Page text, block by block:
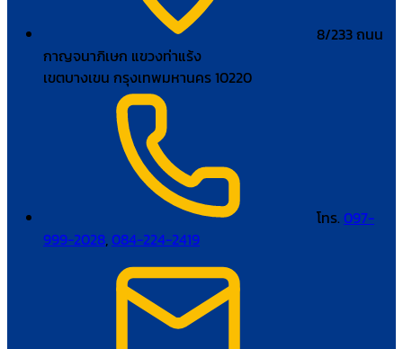
8/233 ถนน
กาญจนาภิเษก แขวงท่าแร้ง
เขตบางเขน กรุงเทพมหานคร 10220
โทร. 097-
999-2028,084-224-2419